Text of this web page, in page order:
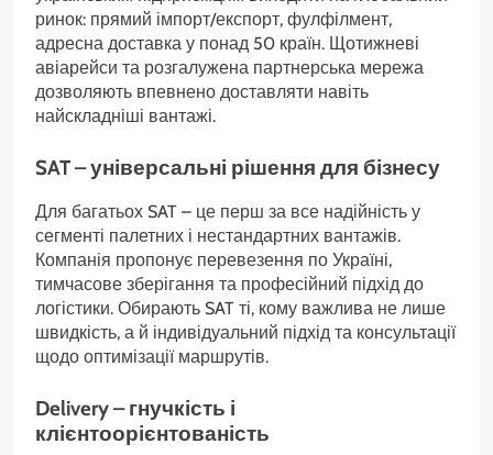
ринок: прямий імпорт/експорт, фулфілмент,
адресна доставка у понад 50 країн. Щотижневі
авіарейси та розгалужена партнерська мережа
дозволяють впевнено доставляти навіть
найскладніші вантажі.
SAT – універсальні рішення для бізнесу
Для багатьох SAT – це перш за все надійність у
сегменті палетних і нестандартних вантажів.
Компанія пропонує перевезення по Україні,
тимчасове зберігання та професійний підхід до
логістики. Обирають SAT ті, кому важлива не лише
швидкість, а й індивідуальний підхід та консультації
щодо оптимізації маршрутів.
Delivery – гнучкість і
клієнтоорієнтованість